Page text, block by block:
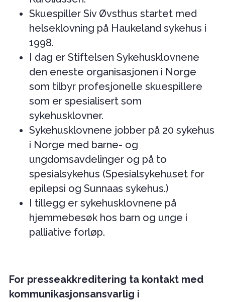
Skuespiller Siv Øvsthus startet med
helseklovning på Haukeland sykehus i
1998.
I dag er Stiftelsen Sykehusklovnene
den eneste organisasjonen i Norge
som tilbyr profesjonelle skuespillere
som er spesialisert som
sykehusklovner.
Sykehusklovnene jobber på 20 sykehus
i Norge med barne- og
ungdomsavdelinger og på to
spesialsykehus (Spesialsykehuset for
epilepsi og Sunnaas sykehus.)
I tillegg er sykehusklovnene på
hjemmebesøk hos barn og unge i
palliative forløp.
For presseakkreditering ta kontakt med
kommunikasjonsansvarlig i